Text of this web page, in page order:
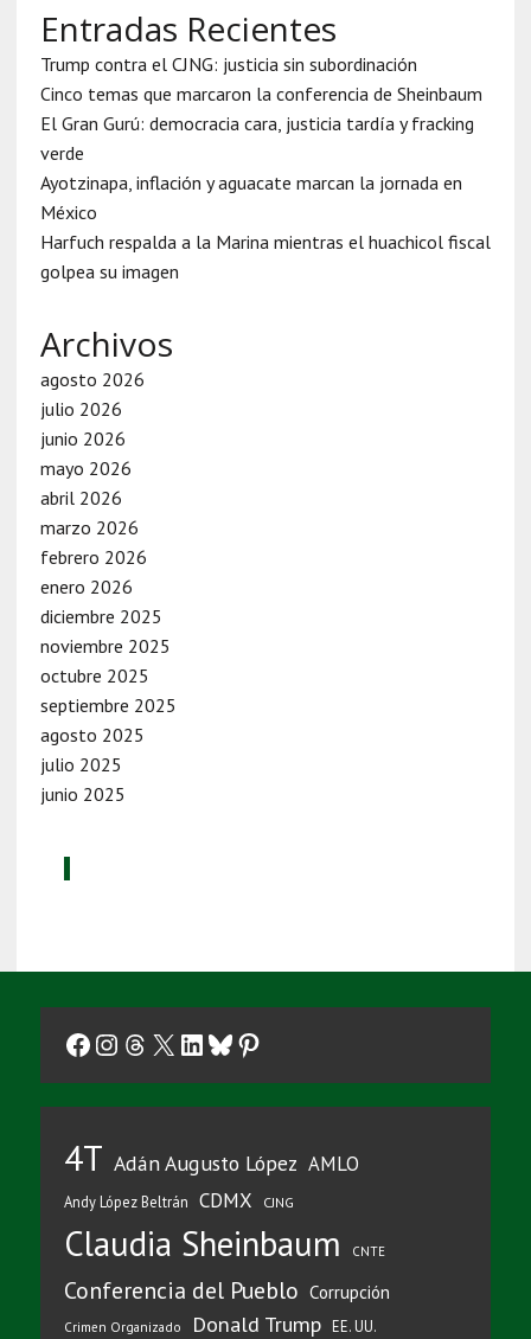
Entradas Recientes
Trump contra el CJNG: justicia sin subordinación
Cinco temas que marcaron la conferencia de Sheinbaum
El Gran Gurú: democracia cara, justicia tardía y fracking
verde
Ayotzinapa, inflación y aguacate marcan la jornada en
México
Harfuch respalda a la Marina mientras el huachicol fiscal
golpea su imagen
Archivos
agosto 2026
julio 2026
junio 2026
mayo 2026
abril 2026
marzo 2026
febrero 2026
enero 2026
diciembre 2025
noviembre 2025
octubre 2025
septiembre 2025
agosto 2025
julio 2025
junio 2025
Facebook
Instagram
Threads
X LinkedIn
Bluesky
Pinterest
4T Adán Augusto López AMLO
Andy López Beltrán CDMX CJNG
Claudia Sheinbaum CNTE
Conferencia del Pueblo Corrupción
Crimen Organizado Donald Trump EE. UU.